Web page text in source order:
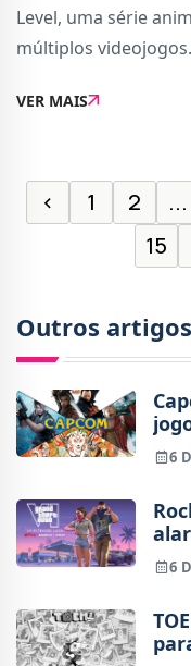
Level, uma série
múltiplos
New York Cada
VER MAIS
‹ 1 2 ...
15
Outros artigos
6
6